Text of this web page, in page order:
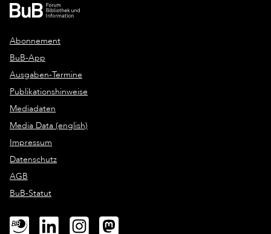
Abonnement
BuB-App
Ausgaben-Termine
Publikationshinweise
Mediadaten
Media Data (english)
Impressum
Datenschutz
AGB
BuB-Statut